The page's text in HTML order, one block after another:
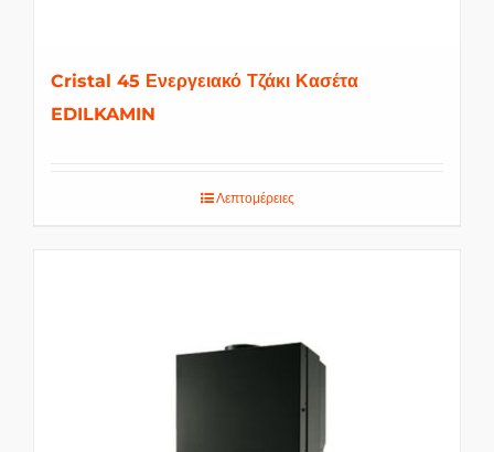
Cristal 45 Ενεργειακό Τζάκι Κασέτα
EDILKAMIN
Λεπτομέρειες